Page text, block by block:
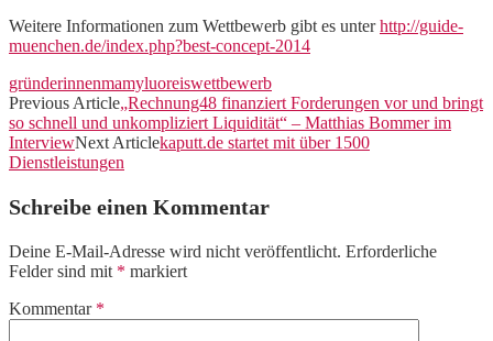
Weitere Informationen zum Wettbewerb gibt es unterhttp://guide-
muenchen.de/index.php?best-concept-2014
gründerinnenmamyluoreiswettbewerb
Previous Article„Rechnung48 finanziert Forderungen vor und bringt
so schnell und unkompliziert Liquidität“ – Matthias Bommer im
InterviewNext Articlekaputt.de startet mit über 1500
Dienstleistungen
Schreibe einen Kommentar
Deine E-Mail-Adresse wird nicht veröffentlicht. Erforderliche
Felder sind mit * markiert
Kommentar *